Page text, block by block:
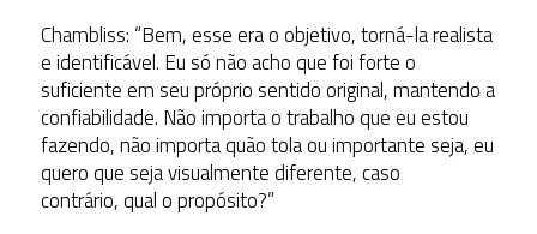
Chambliss: “Bem, esse era o objetivo, torná-la realista
e identificável. Eu só não acho que foi forte o
suficiente em seu próprio sentido original, mantendo a
confiabilidade. Não importa o trabalho que eu estou
fazendo, não importa quão tola ou importante seja, eu
quero que seja visualmente diferente, caso
contrário, qual o propósito?”